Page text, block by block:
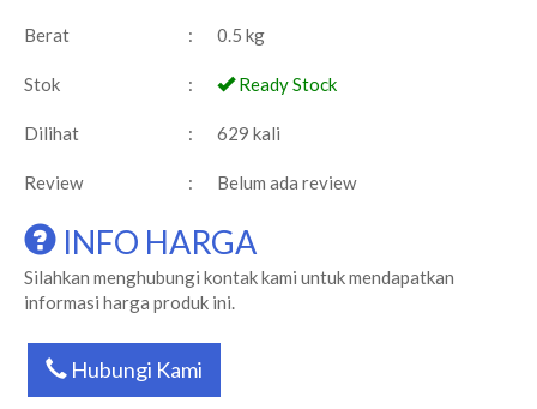
Berat : 0.5 kg
Stok : Ready Stock
Dilihat : 629 kali
Review : Belum ada review
INFO HARGA
Silahkan menghubungi kontak kami untuk mendapatkan
informasi harga produk ini.
Hubungi Kami